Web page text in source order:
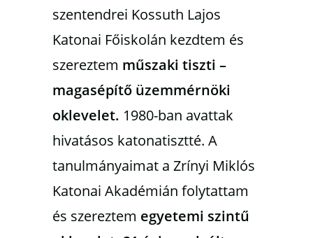
szentendrei Kossuth Lajos
Katonai Főiskolán kezdtem és
szereztem műszaki tiszti –
magasépítő üzemmérnöki
oklevelet. 1980-ban avattak
hivatásos katonatisztté. A
tanulmányaimat a Zrínyi Miklós
Katonai Akadémián folytattam
és szereztem egyetemi szintű